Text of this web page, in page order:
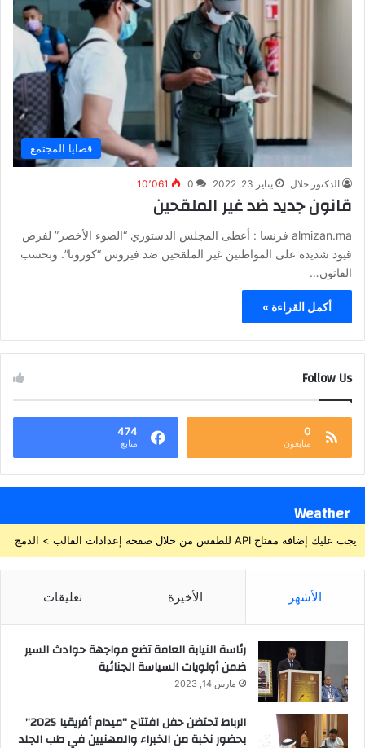
قضايا المجتمع
الدكتور جلال يناير 23, 2022 0 10٬061
قانون جديد ضد غير الملقحين
almizan.ma فرنسا : أعطى المجلس الدستوري “الضوء الأخضر” لفرض
قيود شديدة على المواطنين غير الملقحين ضد فيروس “كورونا”. وبحسب
القانون…
أكمل القراءة »
Follow Us
0
متابعون
474
متابع
Weather
يجب عليك إضافة مفتاح API للطقس من خلال صفحة إعدادات القالب > الدمج
الأشهر الأخيرة تعليقات
رئاسة النيابة العامة تضع مواجهة حوادث السير
ضمن أولويات السياسة الجنائية
مارس 14, 2023
الرباط تحتضن حفل افتتاح “ميدام أفريقيا 2025”
بحضور نخبة من الخبراء والمهنيين في طب الجلد